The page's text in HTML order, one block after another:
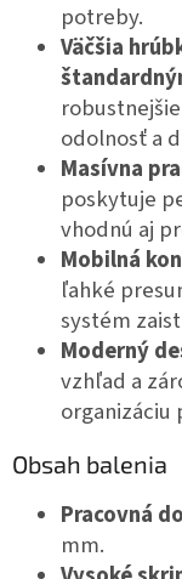
potreby.
Väčšia
odolnosť a
Masívna
poskytuje
vhodnú aj
Mobilná
ľahké
systém
Moderný
vzhľad a
organizáciu
Obsah balenia
Pracovná
mm.